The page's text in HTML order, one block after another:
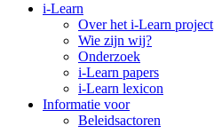
i-Learn
Over het i-Learn project
Wie zijn wij?
Onderzoek
i-Learn papers
i-Learn lexicon
Informatie voor
Beleidsactoren